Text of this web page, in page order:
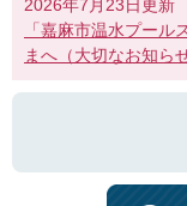
2026年7月23日更新
「嘉麻市温水プール
まへ（大切なお知らせ